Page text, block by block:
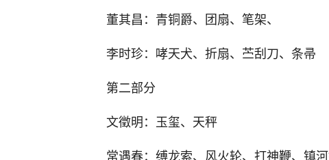
董其昌：青铜爵、团扇、笔架、
李时珍：哮天犬、折扇、苎刮刀、条帚
第二部分
文徵明：玉玺、天秤
常遇春：缚龙索、风火轮、打神鞭、镇